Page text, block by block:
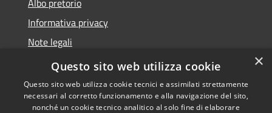
Albo pretorio
Informativa privacy
Note legali
Dichiarazione di accessibilità
×
Questo sito web utilizza cookie
Questo sito web utilizza cookie tecnici e assimilati strettamente
necessari al corretto funzionamento e alla navigazione del sito,
nonché un cookie tecnico analitico al solo fine di elaborare